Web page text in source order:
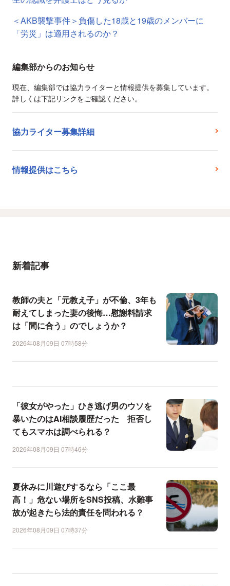
＜AKB襲撃事件＞負傷した18歳と19歳のメンバーに
「労災」は適用されるのか？
編集部からのお知らせ
現在、編集部では協力ライターと情報提供を募集しています。
詳しくは下記リンクをご確認ください。
協力ライター募集詳細
情報提供はこちら
新着記事
教師の夫と「元教え子」が不倫、3年も
耐えてしまった妻の後悔…慰謝料請求
は「間に合う」のでしょうか？
2026年08月09日 07時58分
「彼女がやった」ひき逃げ男のウソを
暴いたのはAI相談履歴だった 拒否し
てもスマホは調べられる？
2026年08月09日 07時46分
夏休みに川遊びするなら「ここ最
高！」危ない場所をSNS投稿、水難事
故が起きたら法的責任を問われる？
2026年08月09日 07時37分